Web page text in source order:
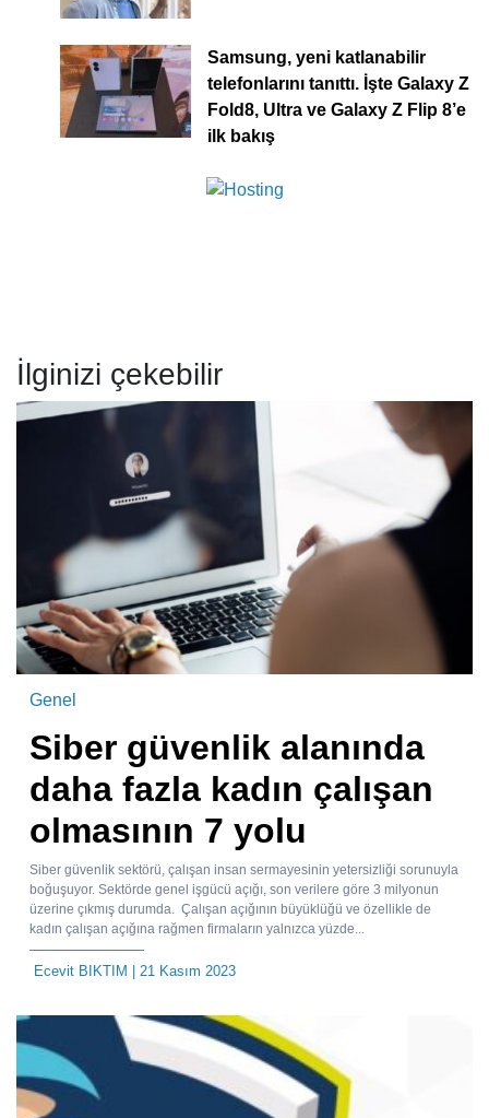
Samsung, yeni katlanabilir
telefonlarını tanıttı. İşte Galaxy Z
Fold8, Ultra ve Galaxy Z Flip 8’e
ilk bakış
İlginizi çekebilir
Genel
Siber güvenlik alanında
daha fazla kadın çalışan
olmasının 7 yolu
Siber güvenlik sektörü, çalışan insan sermayesinin yetersizliği sorunuyla
boğuşuyor. Sektörde genel işgücü açığı, son verilere göre 3 milyonun
üzerine çıkmış durumda. Çalışan açığının büyüklüğü ve özellikle de
kadın çalışan açığına rağmen firmaların yalnızca yüzde...
Ecevit BIKTIM | 21 Kasım 2023